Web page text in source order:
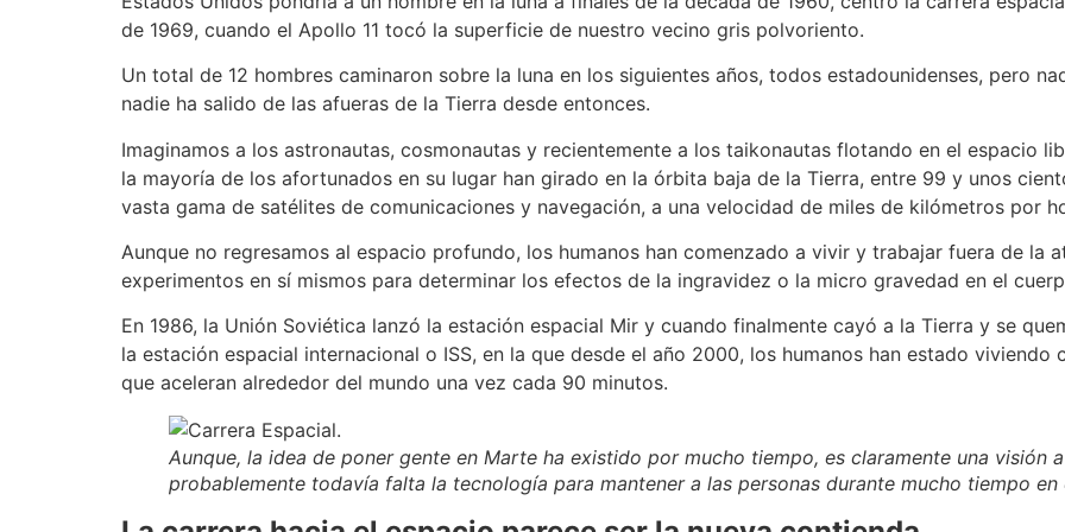
de 1969, cuando el Apollo 11 tocó la superficie de nuestro vecino gris polvoriento.
Un total de 12 hombres caminaron sobre la luna en los siguientes años, todos estadounidenses, pero
nadie ha salido de las afueras de la Tierra desde entonces.
Imaginamos a los astronautas, cosmonautas y recientemente a los taikonautas flotando en el espacio
la mayoría de los afortunados en su lugar han girado en la órbita baja de la Tierra, entre 99 y unos
vasta gama de satélites de comunicaciones y navegación, a una velocidad de miles de kilómetros por
Aunque no regresamos al espacio profundo, los humanos han comenzado a vivir y trabajar fuera de la
experimentos en sí mismos para determinar los efectos de la ingravidez o la micro gravedad en el
En 1986, la Unión Soviética lanzó la estación espacial Mir y cuando finalmente cayó a la Tierra y se
la estación espacial internacional o ISS, en la que desde el año 2000, los humanos han estado
que aceleran alrededor del mundo una vez cada 90 minutos.
Aunque, la idea de poner gente en Marte ha existido por mucho tiempo, es claramente una visión
probablemente todavía falta la tecnología para mantener a las personas durante mucho tiempo